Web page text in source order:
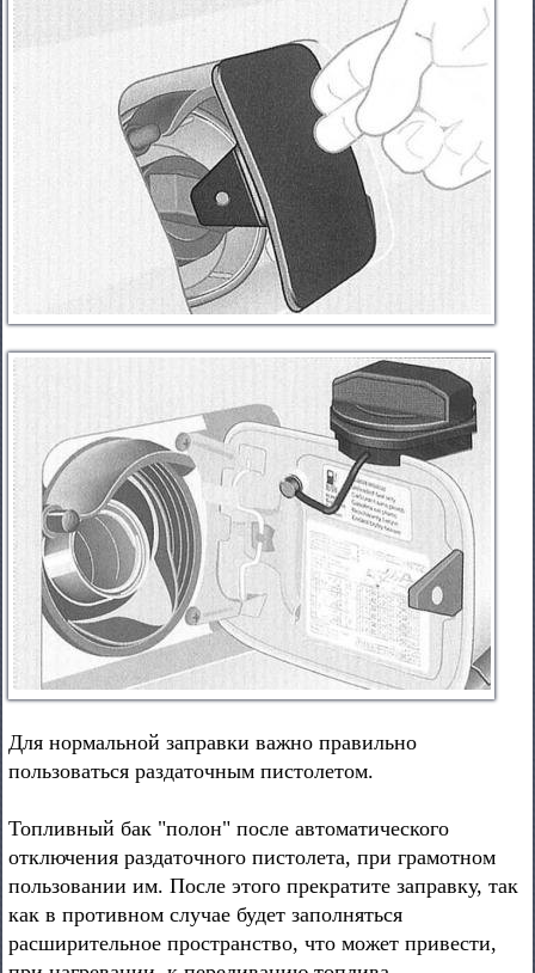
Для нормальной заправки важно правильно
пользоваться раздаточным пистолетом.
Топливный бак "полон" после автоматического
отключения раздаточного пистолета, при грамотном
пользовании им. После этого прекратите заправку, так
как в противном случае будет заполняться
расширительное пространство, что может привести,